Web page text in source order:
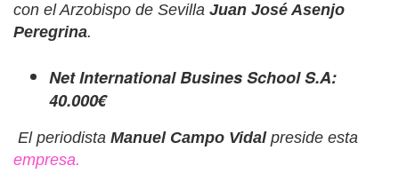
con el Arzobispo de Sevilla Juan José Asenjo
Peregrina.
Net International Busines School S.A:
40.000€
El periodista Manuel Campo Vidalpreside esta
empresa.